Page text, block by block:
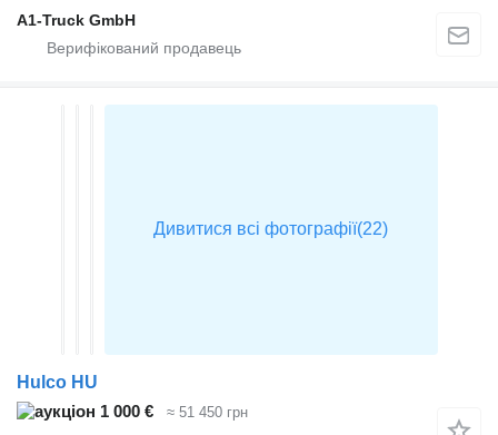
A1-Truck GmbH
Hulco HU
1 000 €
≈ 51 450 грн